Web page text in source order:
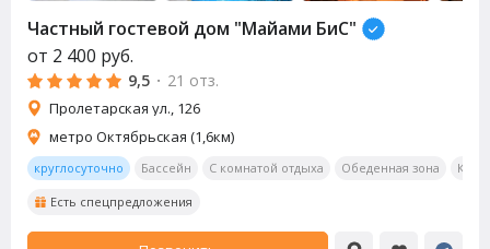
Частный гостевой дом "Майами БиС"
от 2 400 руб.
9,5 · 21 отз.
Пролетарская ул., 126
метро Октябрьская (1,6км)
круглосуточно Бассейн С комнатой отдыха Обеденная зона
Есть спецпредложения